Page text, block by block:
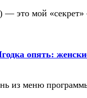
это мой
опять:
из меню